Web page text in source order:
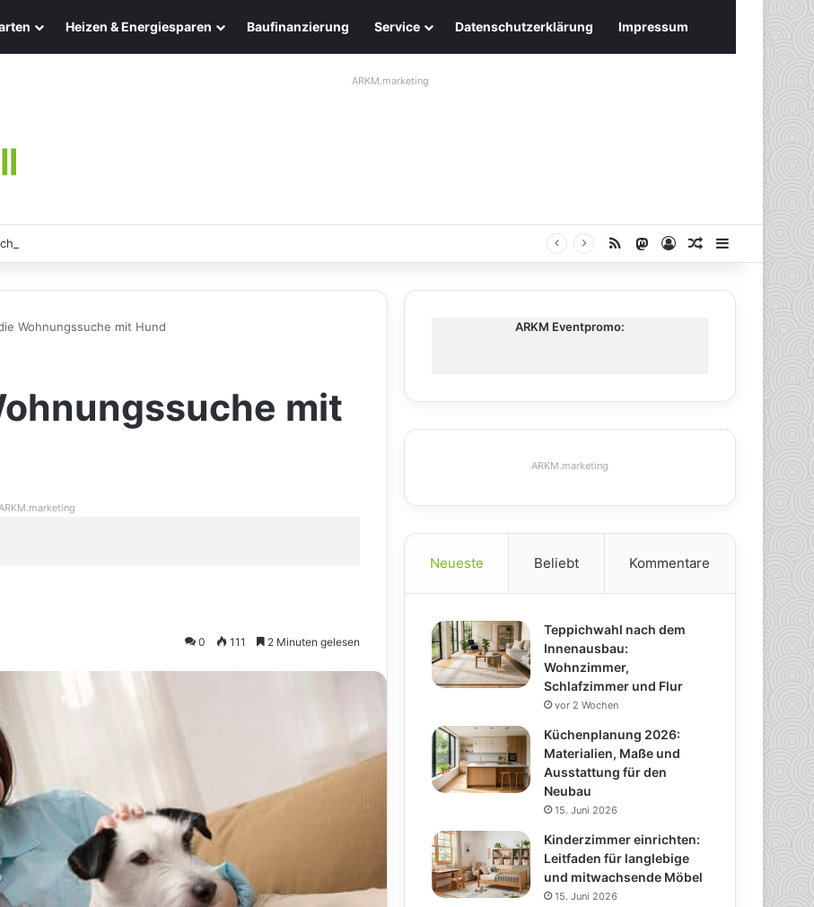
Heizen & Energiesparen Baufinanzierung Service Datenschutzerklärung Impressum
ARKM.marketing
Eleganz und Nachhaltigkeit für Ihr Zuhause RSS Mastodon
AnmeldenZufälliger
Wohnungssuche mit Hund
mit
0 111 2 Minuten gelesen
ARKM Eventpromo:
ARKM.marketing
Neueste Beliebt Kommentare
Teppichwahl nach dem
Innenausbau:
Wohnzimmer,
Schlafzimmer und Flur
vor 2 Wochen
Küchenplanung 2026:
Materialien, Maße und
Ausstattung für den
Neubau
15. Juni 2026
Kinderzimmer einrichten:
Leitfaden für langlebige
und mitwachsende Möbel
15. Juni 2026